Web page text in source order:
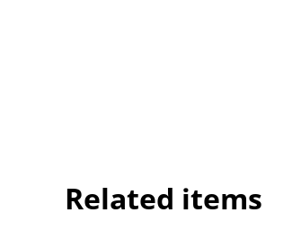
Related items